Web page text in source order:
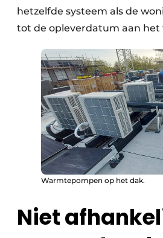
hetzelfde systeem als de
tot de opleverdatum aan het
Warmtepompen op het dak.
Niet